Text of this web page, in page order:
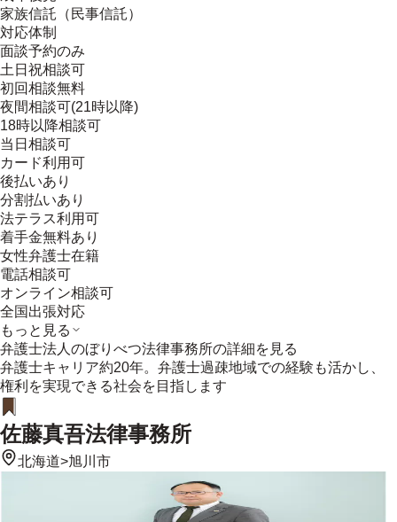
家族信託（民事信託）
対応体制
面談予約のみ
土日祝相談可
初回相談無料
夜間相談可(21時以降)
18時以降相談可
当日相談可
カード利用可
後払いあり
分割払いあり
法テラス利用可
着手金無料あり
女性弁護士在籍
電話相談可
オンライン相談可
全国出張対応
もっと見る
弁護士法人のぼりべつ法律事務所の詳細を見る
弁護士キャリア約20年。弁護士過疎地域での経験も活かし、
権利を実現できる社会を目指します
佐藤真吾法律事務所
北海道>旭川市